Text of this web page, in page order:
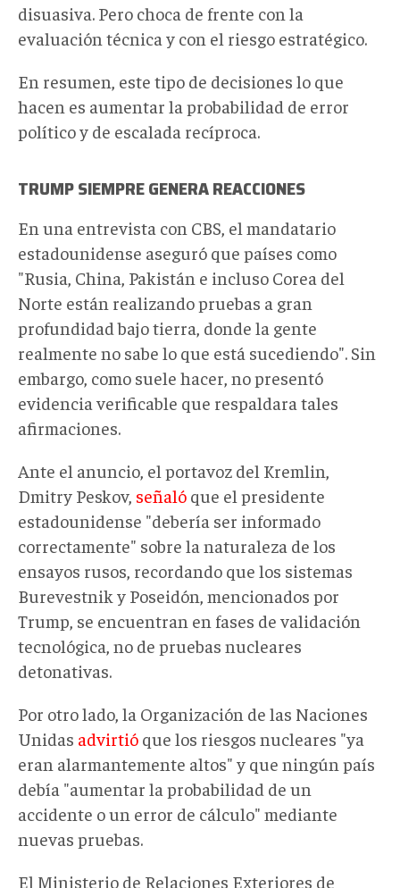
disuasiva. Pero choca de frente con la
evaluación técnica y con el riesgo estratégico.
En resumen, este tipo de decisiones lo que
hacen es aumentar la probabilidad de error
político y de escalada recíproca.
TRUMP SIEMPRE GENERA REACCIONES
En una entrevista con CBS, el mandatario
estadounidense aseguró que países como
"Rusia, China, Pakistán e incluso Corea del
Norte están realizando pruebas a gran
profundidad bajo tierra, donde la gente
realmente no sabe lo que está sucediendo". Sin
embargo, como suele hacer, no presentó
evidencia verificable que respaldara tales
afirmaciones.
Ante el anuncio, el portavoz del Kremlin,
Dmitry Peskov, señaló que el presidente
estadounidense "debería ser informado
correctamente" sobre la naturaleza de los
ensayos rusos, recordando que los sistemas
Burevestnik y Poseidón mencionados por
Trump se encuentran en fases de validación
tecnológica, no de pruebas nucleares
detonativas.
Por otro lado, la Organización de las Naciones
Unidas advirtió que los riesgos nucleares "ya
eran alarmantemente altos" y que ningún país
debía "aumentar la probabilidad de un
accidente o un error de cálculo" mediante
nuevas pruebas.
El Ministerio de Relaciones Exteriores de